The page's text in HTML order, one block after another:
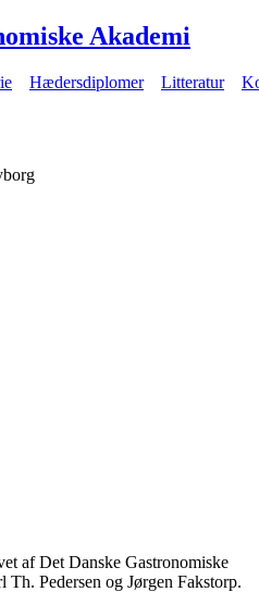
Akademi
Hædersdiplomer Litteratur
af Det Danske Gastronomiske
Pedersen og Jørgen Fakstorp.